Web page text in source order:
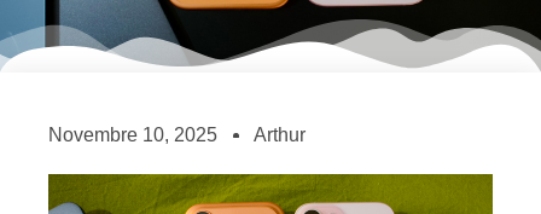
Novembre 10, 2025 Arthur